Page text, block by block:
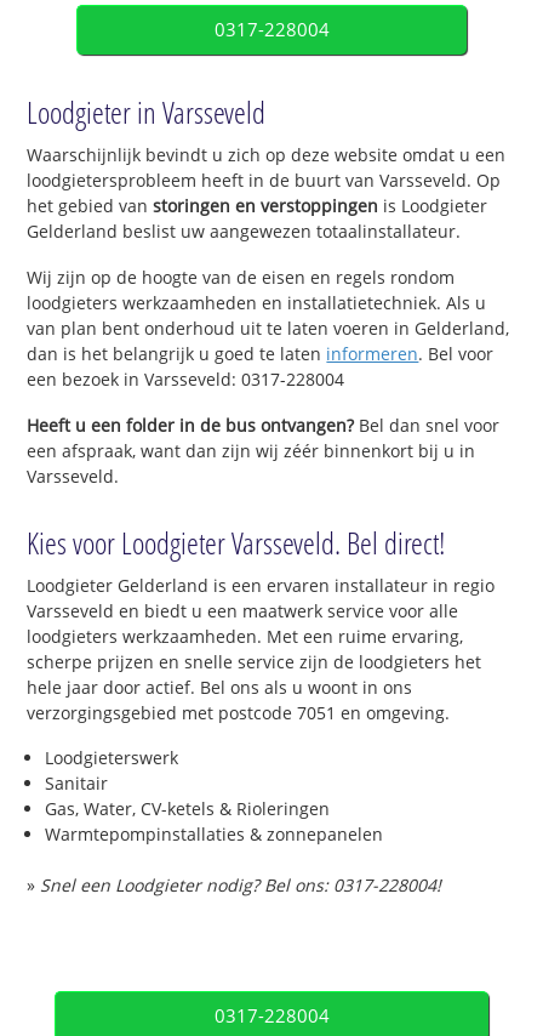
0317-228004
Loodgieter in Varsseveld
Waarschijnlijk bevindt u zich op deze website omdat u een
loodgietersprobleem heeft in de buurt van Varsseveld. Op
het gebied vanstoringen en verstoppingen is Loodgieter
Gelderland beslist uw aangewezen totaalinstallateur.
Wij zijn op de hoogte van de eisen en regels rondom
loodgieters werkzaamheden en installatietechniek. Als u
van plan bent onderhoud uit te laten voeren in Gelderland,
dan is het belangrijk u goed te laten informeren. Bel voor
een bezoek in Varsseveld: 0317-228004
Heeft u een folder in de bus ontvangen?Bel dan snel voor
een afspraak, want dan zijn wij zéér binnenkort bij u in
Varsseveld.
Kies voor Loodgieter Varsseveld. Bel direct!
Loodgieter Gelderland is een ervaren installateur in regio
Varsseveld en biedt u een maatwerk service voor alle
loodgieters werkzaamheden. Met een ruime ervaring,
scherpe prijzen en snelle service zijn de loodgieters het
hele jaar door actief. Bel ons als u woont in ons
verzorgingsgebied met postcode 7051 en omgeving.
Loodgieterswerk
Sanitair
Gas, Water, CV-ketels & Rioleringen
Warmtepompinstallaties & zonnepanelen
» Snel een Loodgieter nodig? Bel ons: 0317-228004!
0317-228004